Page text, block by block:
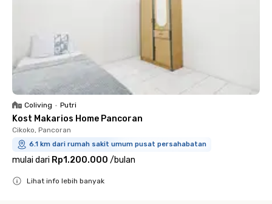
Coliving • Putri
Kost Makarios Home Pancoran
Cikoko, Pancoran
6.1 km dari rumah sakit umum pusat persahabatan
mulai dari Rp1.200.000 /bulan
Lihat info lebih banyak